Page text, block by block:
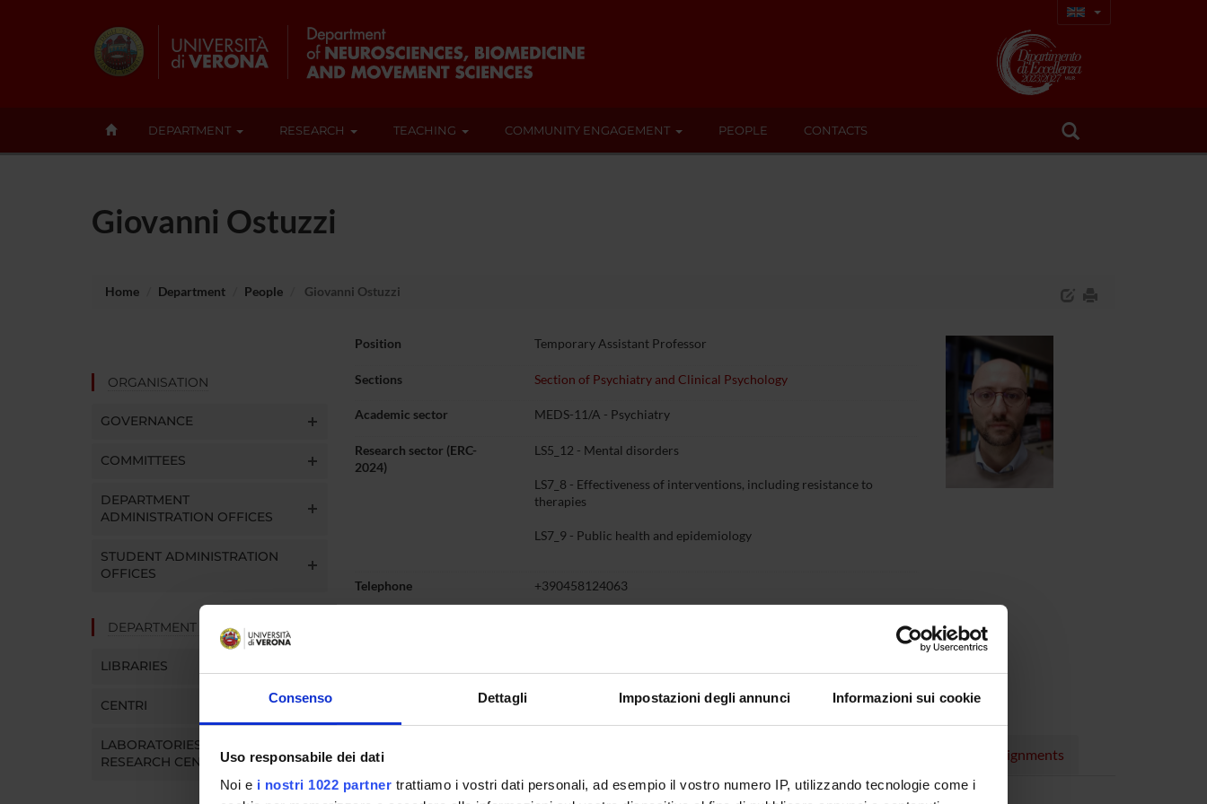
Consenso Dettagli Impostazioni degli annunci Informazioni sui cookie
Uso responsabile dei dati
Noi e i nostri 1022 partner trattiamo i vostri dati personali, ad esempio il vostro numero IP, utilizzando tecnologie come i
DEPARTMENT RESEARCH TEACHING COMMUNITY ENGAGEMENT PEOPLE CONTACTS
Giovanni Ostuzzi
Home Department People Giovanni Ostuzzi
ORGANISATION
GOVERNANCE
COMMITTEES
DEPARTMENT
ADMINISTRATION OFFICES
STUDENT ADMINISTRATION
OFFICES
DEPARTMENT FACILITIES
LIBRARIES
CENTRI
LABORATORIES AND
RESEARCH CENTRES
Position Temporary Assistant Professor
Sections Section of Psychiatry and Clinical Psychology
Academic sector MEDS-11/A - Psychiatry
Research sector (ERC-
2024)
LS5_12 - Mental disorders
LS7_8 - Effectiveness of interventions, including resistance to
therapies
LS7_9 - Public health and epidemiology
Telephone +390458124063
About myself Assignments